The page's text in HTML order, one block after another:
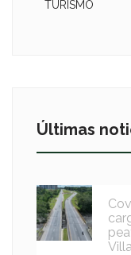
TURISMO
Últimas